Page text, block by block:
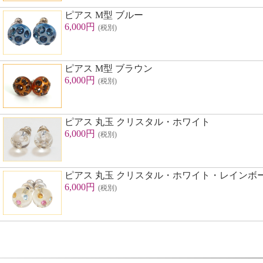
ピアス M型 ブルー
6,000円 (税別)
ピアス M型 ブラウン
6,000円 (税別)
ピアス 丸玉 クリスタル・ホワイト
6,000円 (税別)
ピアス 丸玉 クリスタル・ホワイト・レインボ
6,000円 (税別)